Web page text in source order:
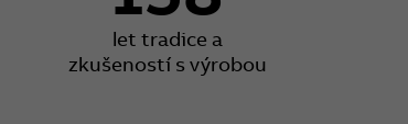
let tradice a
zkušeností s výrobou